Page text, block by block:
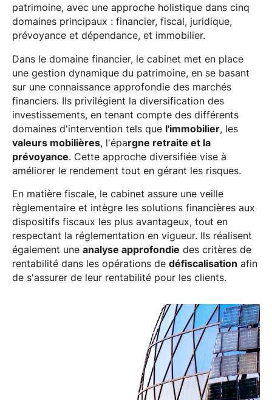
patrimoine, avec une approche holistique dans cinq
domaines principaux : financier, fiscal, juridique,
prévoyance et dépendance, et immobilier.
Dans le domaine financier, le cabinet met en place
une gestion dynamique du patrimoine, en se basant
sur une connaissance approfondie des marchés
financiers. Ils privilégient la diversification des
investissements, en tenant compte des différents
domaines d'intervention tels que l'immobilier, les
valeurs mobilières, l'épargne retraite et la
prévoyance. Cette approche diversifiée vise à
améliorer le rendement tout en gérant les risques.
En matière fiscale, le cabinet assure une veille
règlementaire et intègre les solutions financières aux
dispositifs fiscaux les plus avantageux, tout en
respectant la réglementation en vigueur. Ils réalisent
également une analyse approfondie des critères de
rentabilité dans les opérations de défiscalisation afin
de s'assurer de leur rentabilité pour les clients.